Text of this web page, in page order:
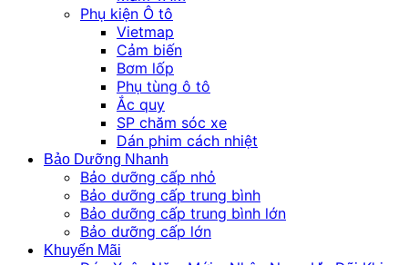
Phụ kiện Ô tô
Vietmap
Cảm biến
Bơm lốp
Phụ tùng ô tô
Ắc quy
SP chăm sóc xe
Dán phim cách nhiệt
Bảo Dưỡng Nhanh
Bảo dưỡng cấp nhỏ
Bảo dưỡng cấp trung bình
Bảo dưỡng cấp trung bình lớn
Bảo dưỡng cấp lớn
Khuyến Mãi